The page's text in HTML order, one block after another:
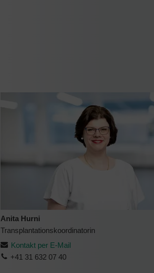
Anita Hurni
Transplantationskoordinatorin
Kontakt per E-Mail
+41 31 632 07 40